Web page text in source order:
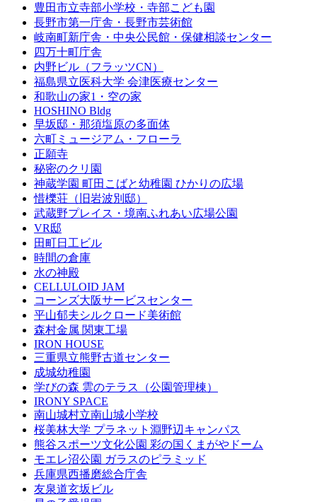
豊田市立寺部小学校・寺部こども園
長野市第一庁舎・長野市芸術館
岐南町新庁舎・中央公⺠館・保健相談センター
四万十町庁舎
内野ビル（フラッツCN）
福島県立医科大学 会津医療センター
和歌山の家1・空の家
HOSHINO Bldg
早坂邸・那須塩原の多面体
六町ミュージアム・フローラ
正願寺
秘密のクリ園
神蔵学園 町田こばと幼稚園 ひかりの広場
惜櫟荘（旧岩波別邸）
武蔵野プレイス・境南ふれあい広場公園
VR邸
田町日工ビル
時間の倉庫
水の神殿
CELLULOID JAM
コーンズ大阪サービスセンター
平山郁夫シルクロード美術館
森村金属 関東工場
IRON HOUSE
三重県立熊野古道センター
成城幼稚園
学びの森 雲のテラス（公園管理棟）
IRONY SPACE
南山城村立南山城小学校
桜美林大学 プラネット淵野辺キャンパス
熊谷スポーツ文化公園 彩の国くまがやドーム
モエレ沼公園 ガラスのピラミッド
兵庫県西播磨総合庁舎
友泉道玄坂ビル